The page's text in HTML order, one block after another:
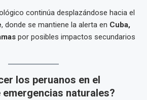
continúa desplazándose hacia el
, donde se mantiene la alerta en Cuba,
por posibles impactos secundarios
los peruanos en el
naturales?